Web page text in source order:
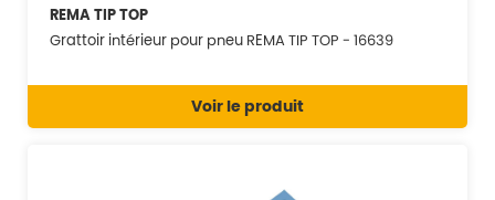
REMA TIP TOP
Grattoir intérieur pour pneu REMA TIP TOP - 16639
Voir le produit